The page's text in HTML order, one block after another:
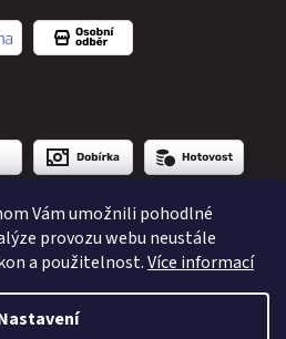
Vám umožnili pohodlné
provozu webu neustále
a použitelnost.Více informací
Karlovy Vary